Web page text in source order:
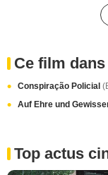
Ce film
Conspiração Policial
Auf Ehre und
Top actus